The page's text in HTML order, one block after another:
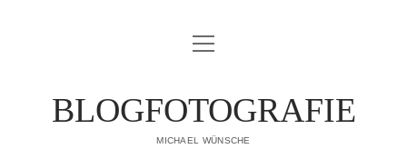
IMPRESSUM
Menü
öffnen
BLOGFOTOGRAFIE
MICHAEL WÜNSCHE